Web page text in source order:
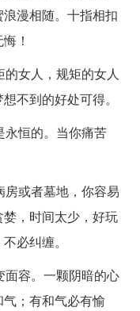
漫相随。十指相扣
！
女人，规矩的女人
不到的好处可得。
永恒的。当你痛苦
或者墓地，你容易
，时间太少，好玩
必纠缠。
容。一颗阴暗的心
；有和气必有愉